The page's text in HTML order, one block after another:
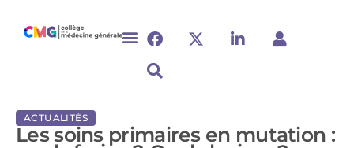
ACTUALITÉS
Les soins primaires en mutation :